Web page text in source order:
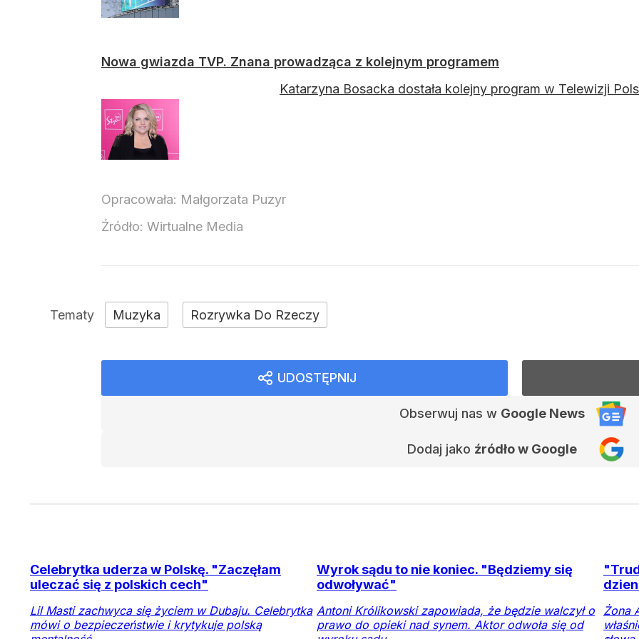
Nowa gwiazda TVP. Znana prowadząca z kolejnym programem
Katarzyna Bosacka dostała kolejny program w Telewizji
Opracowała: Małgorzata Puzyr
Źródło: Wirtualne Media
Muzyka Rozrywka Do Rzeczy
UDOSTĘPNIJ
Obserwuj nas w Google News
Dodaj jako źródło w Google
Celebrytka uderza w Polskę. "Zaczęłam
uleczać się z polskich cech"
Lil Masti zachwyca się życiem w Dubaju. Celebrytka
mówi o bezpieczeństwie i krytykuje polską
Wyrok sądu to nie koniec. "Będziemy się
odwoływać"
Antoni Królikowski zapowiada, że będzie walczył o
prawo do opieki nad synem. Aktor odwoła się od
Żona